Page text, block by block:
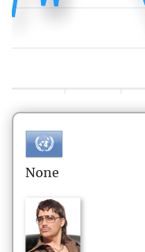
None